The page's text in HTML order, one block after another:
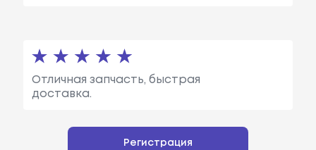
Отличная запчасть, быстрая
доставка.
Регистрация